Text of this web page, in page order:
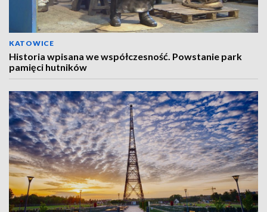
KATOWICE
Historia wpisana we współczesność. Powstanie park
pamięci hutników